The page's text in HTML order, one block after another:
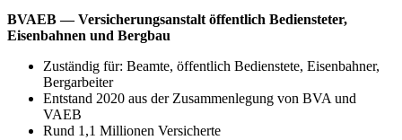
BVAEB — Versicherungsanstalt öffentlich Bediensteter,
Eisenbahnen und Bergbau
Zuständig für: Beamte, öffentlich Bedienstete, Eisenbahner,
Bergarbeiter
Entstand 2020 aus der Zusammenlegung von BVA und
VAEB
Rund 1,1 Millionen Versicherte